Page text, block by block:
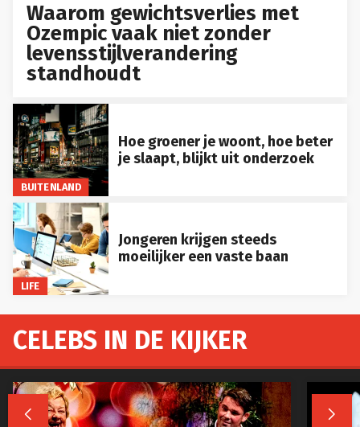
Waarom gewichtsverlies met
Ozempic vaak niet zonder
levensstijlverandering
standhoudt
BUITENLAND
Hoe groener je woont, hoe beter
je slaapt, blijkt uit onderzoek
LIFE
Jongeren krijgen steeds
moeilijker een vaste baan
CELEBS IN DE KIJKER
 